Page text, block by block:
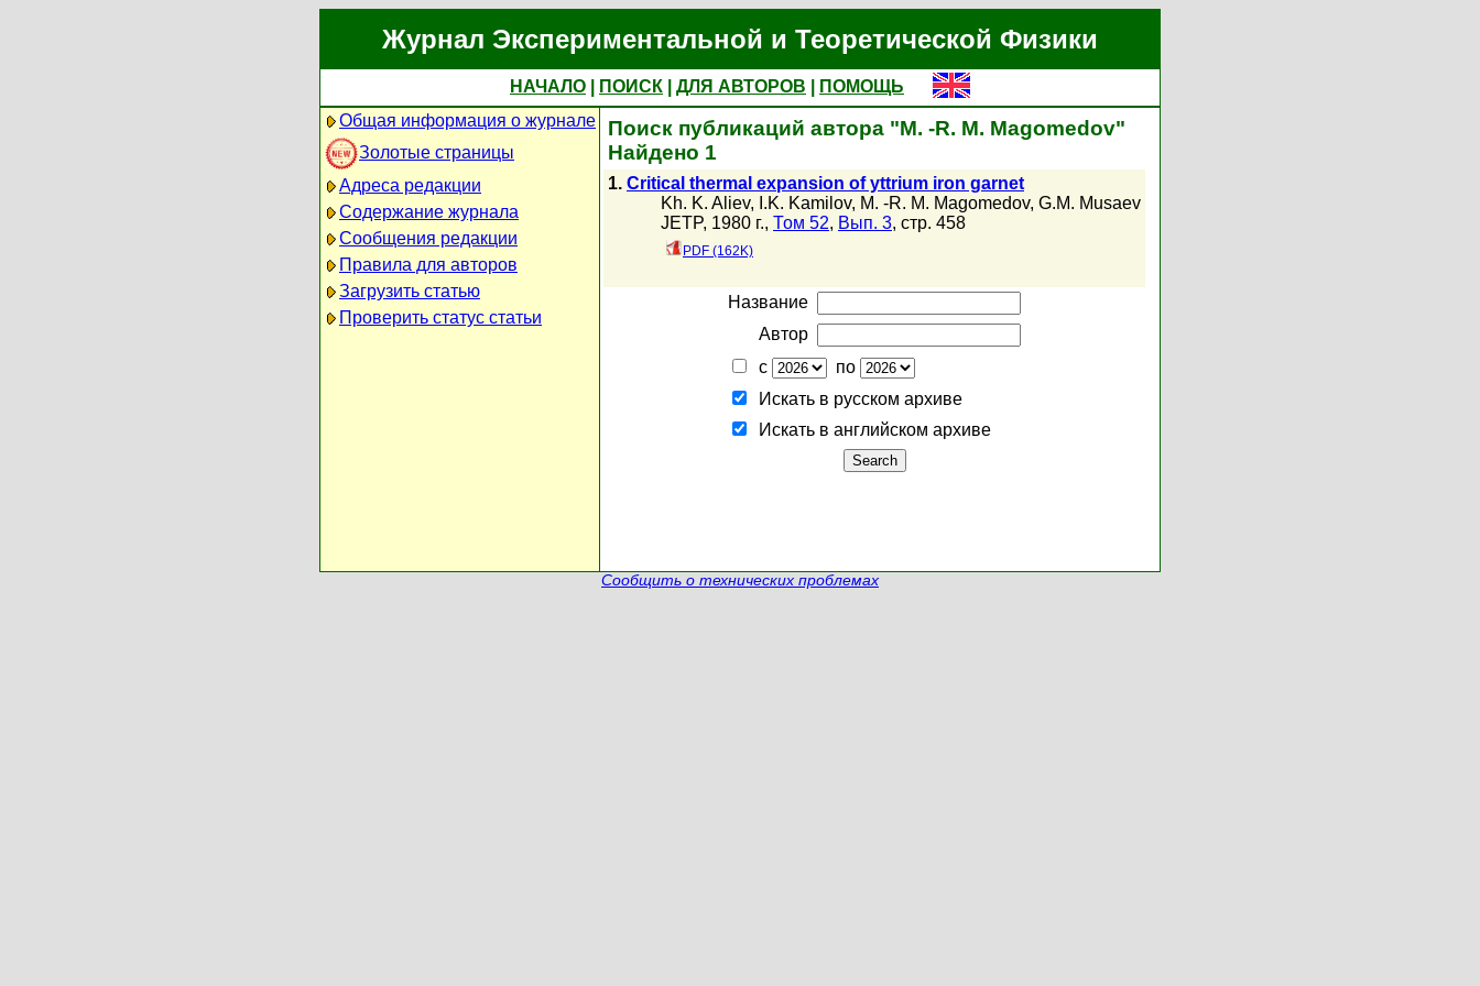
Журнал Экспериментальной и Теоретической Физики
НАЧАЛО ПОИСК ДЛЯ АВТОРОВ
ПОМОЩЬ
Общая информация о журнале
Золотые страницы
Адреса редакции
Содержание журнала
Сообщения редакции
Правила для авторов
Загрузить статью
Проверить статус статьи
Поиск публикаций автора "M. -R. M. Magomedov"
Найдено 1
1. Critical thermal expansion of yttrium iron garnet
Kh. K. Aliev, I.K. Kamilov, M. -R. M. Magomedov, G.M. Musaev
JETP, 1980 г., Том 52, Вып. 3, стр. 458
PDF (162K)
Название
Автор
с
по
Искать в русском архиве
Искать в английском архиве
Сообщить о технических проблемах